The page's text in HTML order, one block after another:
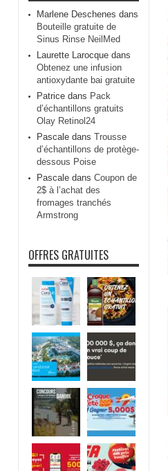
Marlene Deschenes dans
Bouteille gratuite de
Sinus Rinse NeilMed
Laurette Larocque dans
Obtenez une infusion
antioxydante bai gratuite
Patrice dans Pack
d’échantillons gratuits
Olay Retinol24
Pascale dans Trousse
d’échantillons de protège-
dessous Poise
Pascale dans Coupon de
2$ à l’achat des
fromages tranchés
Armstrong
OFFRES GRATUITES